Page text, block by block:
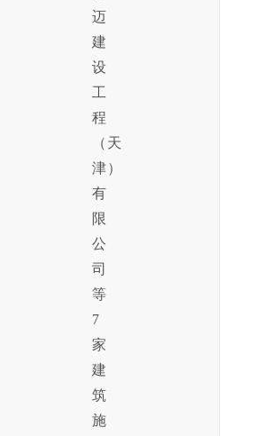
迈
建
设
工
程
（天
津）
有
限
公
司
等
7
家
建
筑
施